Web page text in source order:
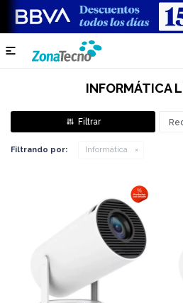

INFORMÁTICA
Filtrando por: Informática